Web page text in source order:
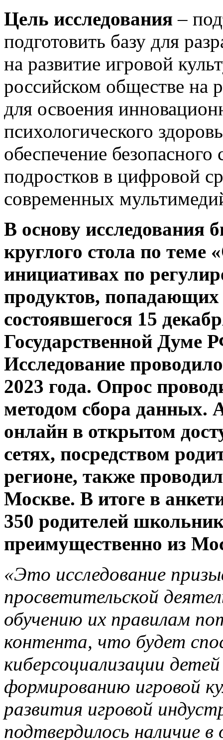
Цель исследования –
подготовить базу для
на развитие игровой
российском обществе на
для освоения
психологического
обеспечение
подростков в цифровой
современных
В основу исследования
круглого стола по теме
инициативах по
продуктов, попадающих
состоявшегося 15
Государственной
Исследование
2023 года. Опрос
методом сбора данных.
онлайн в открытом
сетях, посредством
регионе, также
Москве. В итоге в
350 родителей
преимущественно из
«Это исследование
просветительской
обучению их правилам
контента, что будет
киберсоциализации
формированию игровой
развития игровой
подтвердилось наличие